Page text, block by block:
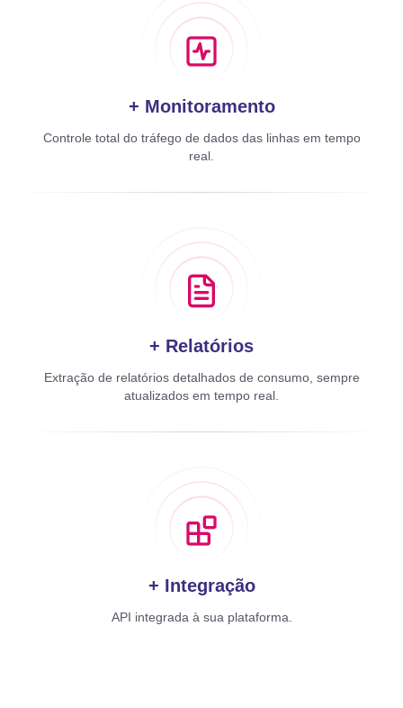
+ Monitoramento
Controle total do tráfego de dados das linhas em tempo
real.
+ Relatórios
Extração de relatórios detalhados de consumo, sempre
atualizados em tempo real.
+ Integração
API integrada à sua plataforma.